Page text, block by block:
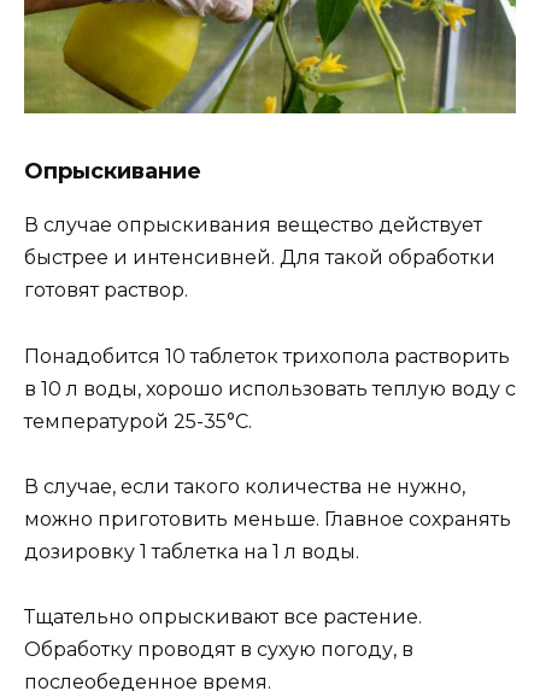
Опрыскивание
В случае опрыскивания вещество действует
быстрее и интенсивней. Для такой обработки
готовят раствор.
Понадобится 10 таблеток трихопола растворить
в 10 л воды, хорошо использовать теплую воду с
температурой 25-35°С.
В случае, если такого количества не нужно,
можно приготовить меньше. Главное сохранять
дозировку 1 таблетка на 1 л воды.
Тщательно опрыскивают все растение.
Обработку проводят в сухую погоду, в
послеобеденное время.